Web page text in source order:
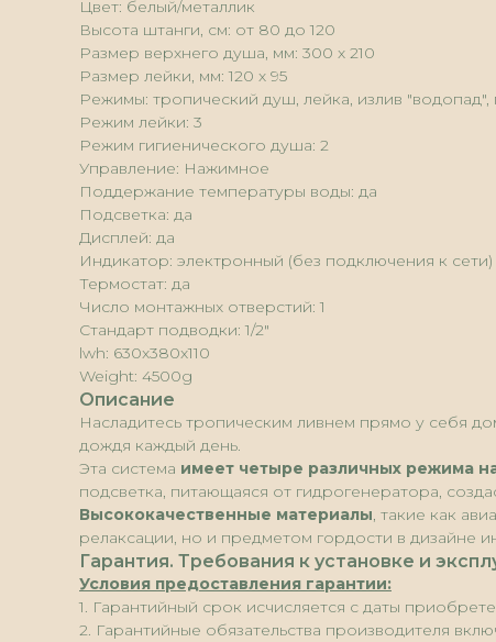
Цвет: белый/металлик
Высота штанги, см: от 80 до 120
Размер верхнего душа, мм: 300 х 210
Размер лейки, мм: 120 х 95
Режимы: тропический душ, лейка, излив "водопад",
Режим лейки: 3
Режим гигиенического душа: 2
Управление: Нажимное
Поддержание температуры воды: да
Подсветка: да
Дисплей: да
Индикатор: электронный (без подключения к сети)
Термостат: да
Число монтажных отверстий: 1
Стандарт подводки: 1/2"
lwh: 630x380x110
Weight: 4500g
Описание
Насладитесь тропическим ливнем прямо у себя
дождя каждый день.
Эта система имеет четыре различных режима
подсветка, питающаяся от гидрогенератора,
Высококачественные материалы, такие как
релаксации, но и предметом гордости в дизайне
Гарантия. Требования к установке и
Условия предоставления гарантии:
1. Гарантийный срок исчисляется с даты
2. Гарантийные обязательства производителя